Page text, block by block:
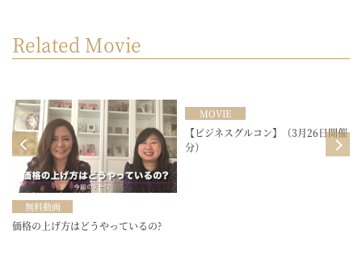
Related Movie
無料動画
価格の上げ方はどうやっているの?
MOVIE
【ビジネスグルコン】（3月26日開催
分）